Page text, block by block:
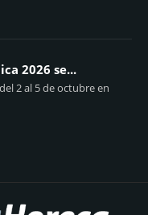
2026 se...
2 al 5 de octubre en